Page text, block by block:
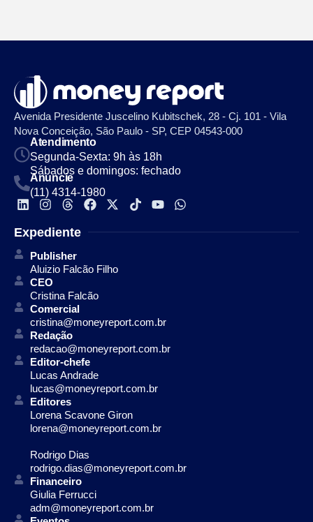
Avenida Presidente Juscelino Kubitschek, 28 - Cj. 101 - Vila
Nova Conceição, São Paulo - SP, CEP 04543-000
Atendimento
Segunda-Sexta: 9h às 18h
Sábados e domingos: fechado
Anuncie
(11) 4314-1980
Expediente
Publisher
Aluizio Falcão Filho
CEO
Cristina Falcão
Comercial
cristina@moneyreport.com.br
Redação
redacao@moneyreport.com.br
Editor-chefe
Lucas Andrade
lucas@moneyreport.com.br
Editores
Lorena Scavone Giron
lorena@moneyreport.com.br
Rodrigo Dias
rodrigo.dias@moneyreport.com.br
Financeiro
Giulia Ferrucci
adm@moneyreport.com.br